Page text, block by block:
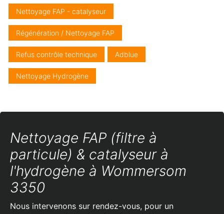
Nettoyage FAP - catalyseur
Régénération / Nettoyage FAP
Refus contrôle technique Adblue
Nettoyage Hydrogène
Nettoyage FAP (filtre à
particule) & catalyseur à
l'hydrogène à Wommersom
3350
Nous intervenons sur rendez-vous, pour un